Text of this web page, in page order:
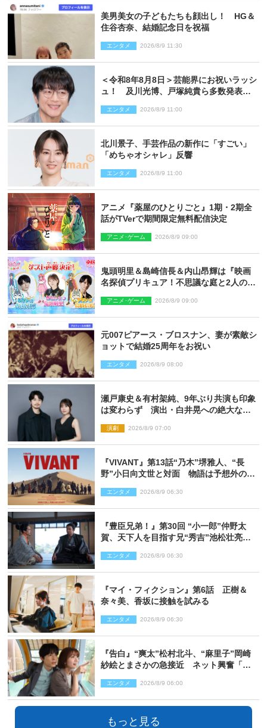
美男美女の子どもたちも顔出し！ HG＆
住谷杏奈、結婚記念日を祝福
エンタメ 2026/8/9 11:30
＜令和8年8月8日＞芸能界にお祝いラッシ
ュ！ 及川光博、戸塚純貴ら多数発表結
エンタメ 2026/8/9 11:00
北川景子、手芸作品の新作に「すごい」
「めちゃオシャレ」反響
エンタメ 2026/8/9 11:00
アニメ『薬屋のひとりごと』1期・2期全
話がTVerで期間限定無料配信決定
アニメ･ゲーム 2026/8/9 09:00
鬼頭明里＆島崎信長＆内山昂輝は『映画
名探偵プリキュア！不思議な庭と2人の秘
アニメ･ゲーム 2026/8/9 09:00
元007ピアース・ブロスナン、妻が素敵シ
ョットで結婚25周年をお祝い
エンタメ 2026/8/9 08:00
瀬戸康史＆有村架純、9年ぶり共演も印象
は変わらず 演出・白井晃への絶大なる
演劇 2026/8/9 07:00
『VIVANT』第13話“乃木”堺雅人、“長
野”小日向文世と対面 物語は予想外の展
エンタメ 2026/8/9 06:30
『豊臣兄弟！』第30回 “小一郎”仲野太
賀、天下人を目指す兄“秀吉”池松壮亮
エンタメ 2026/8/9 06:30
『マイ・フィクション』第6話 正樹＆
奈々美、香坂に接触を試みる
エンタメ 2026/8/9 06:30
『告白』“爽太”松村北斗、“麻里子”岡崎
紗絵とまさかの急接近 ネット興奮「そ
り）
エンタメ 2026/8/9 06:00
もっと見る